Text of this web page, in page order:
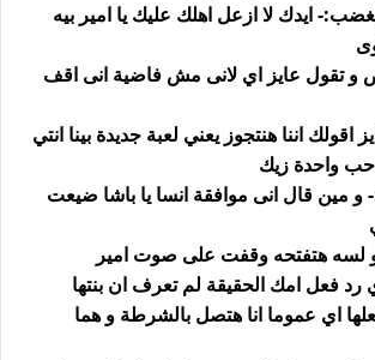
ايدك لا ازعل اهلك عليك يا امير بيه
و تقول عايز اي لانى مش فاضية انى اقف
اقولك اننا هنتجوز يعني لعبة جديدة بينا انتي
واحدة زيك
و مين قال انى موافقة انسا يا باشا ضيعت
لسه هتفتحه وقفت على صوت امير
رد فعل امك الحقيقة لم تعرف ان بنتها
اي عموما انا هتصل بالشرطة و هما